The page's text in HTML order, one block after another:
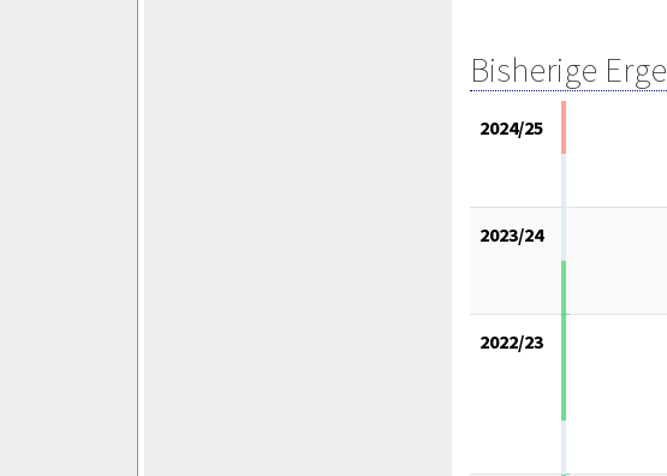
Bisherige
2024/25
2023/24
2022/23